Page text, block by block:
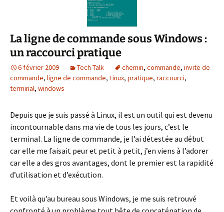
La ligne de commande sous Windows :
un raccourci pratique
6 février 2009 Tech Talk chemin, commande, invite de
commande, ligne de commande, Linux, pratique, raccourci,
terminal, windows
Depuis que je suis passé à Linux, il est un outil qui est devenu
incontournable dans ma vie de tous les jours, c’est le
terminal. La ligne de commande, je l’ai détestée au début
car elle me faisait peur et petit à petit, j’en viens à l’adorer
car elle a des gros avantages, dont le premier est la rapidité
d’utilisation et d’exécution.
Et voilà qu’au bureau sous Windows, je me suis retrouvé